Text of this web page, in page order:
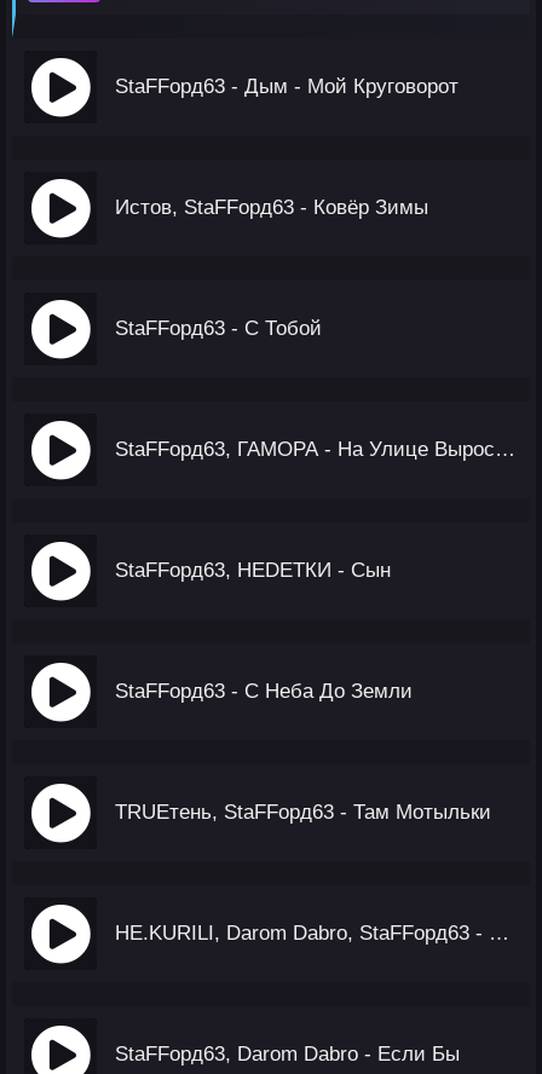
StaFFорд63 - Дым - Мой Круговорот
Истов, StaFFорд63 - Ковёр Зимы
StaFFорд63 - С Тобой
StaFFорд63, ГАМОРА - На Улице Выросли
StaFFорд63, НЕDЕТКИ - Сын
StaFFорд63 - С Неба До Земли
TRUEтень, StaFFорд63 - Там Мотыльки
НЕ.KURILI, Darom Dabro, StaFFорд63 - Самогон
StaFFорд63, Darom Dabro - Если Бы